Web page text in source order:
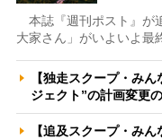
本誌『週刊ポスト』が
大家さん」がいよいよ最
【独走スクープ・み
ジェクト”の計画変更
【追及スクープ・み